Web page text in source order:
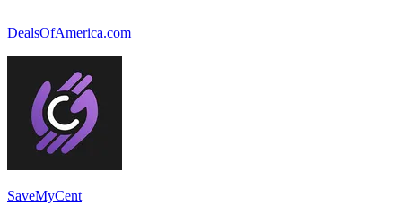
DealsOfAmerica.com
SaveMyCent